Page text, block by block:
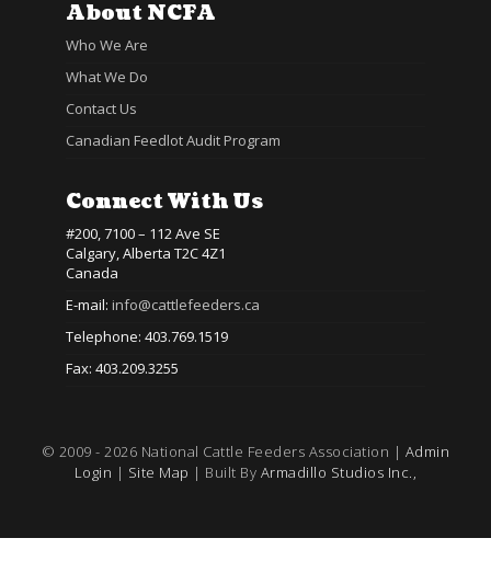
About NCFA
Who We Are
What We Do
Contact Us
Canadian Feedlot Audit Program
Connect With Us
#200, 7100 – 112 Ave SE
Calgary, Alberta T2C 4Z1
Canada
E-mail: info@cattlefeeders.ca
Telephone: 403.769.1519
Fax: 403.209.3255
© 2009 - 2026 National Cattle Feeders Association | Admin
Login | Site Map | Built By Armadillo Studios Inc.,